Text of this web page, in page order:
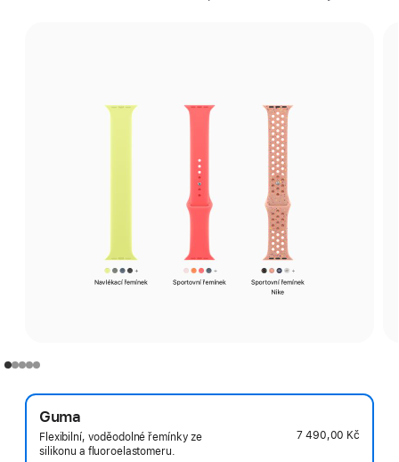
Guma
Flexibilní, voděodolné řemínky ze
silikonu a fluoroelastomeru.
7 490,00 Kč